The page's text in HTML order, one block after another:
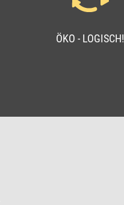
ÖKO - LOGISCH!